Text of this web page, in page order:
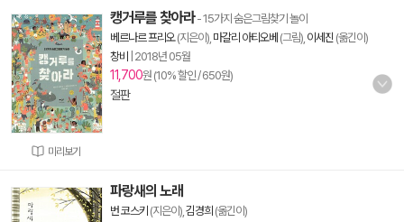
미리보기
캥거루를 찾아라- 15가지 숨은그림찾기 놀이
베르나르 프리오(지은이), 마갈리 아티오베 (그림), 이세진 (옮긴이)
창비
2018년 05월
11,700원 (10% 할인 / 650원)
절판
파랑새의 노래
번 코스키 (지은이), 김경희 (옮긴이)